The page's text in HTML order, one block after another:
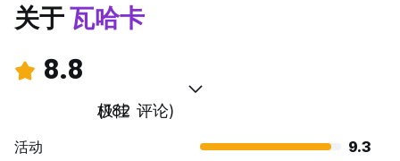
关于瓦哈卡
8.8
极佳
(182 评论)
活动
9.3